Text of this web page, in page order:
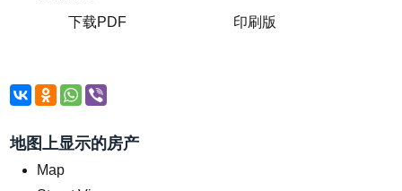
下载PDF
印刷版
地图上显示的房产
Map